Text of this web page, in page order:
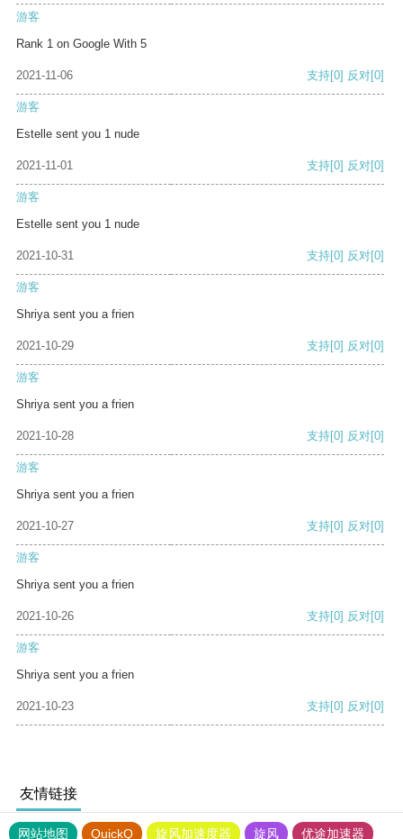
游客
Rank 1 on Google With 5
2021-11-06 支持[0] 反对[0]
游客
Estelle sent you 1 nude
2021-11-01 支持[0] 反对[0]
游客
Estelle sent you 1 nude
2021-10-31 支持[0] 反对[0]
游客
Shriya sent you a frien
2021-10-29 支持[0] 反对[0]
游客
Shriya sent you a frien
2021-10-28 支持[0] 反对[0]
游客
Shriya sent you a frien
2021-10-27 支持[0] 反对[0]
游客
Shriya sent you a frien
2021-10-26 支持[0] 反对[0]
游客
Shriya sent you a frien
2021-10-23 支持[0] 反对[0]
友情链接
网站地图 QuickQ 旋风加速度器 旋风 优途加速器